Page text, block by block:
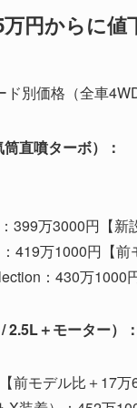
万円からに
別価格（全車
直噴ターボ）：
399万3000円【新
419万1000円【前
：430万1000
＋モーター）：
モデル比＋17万